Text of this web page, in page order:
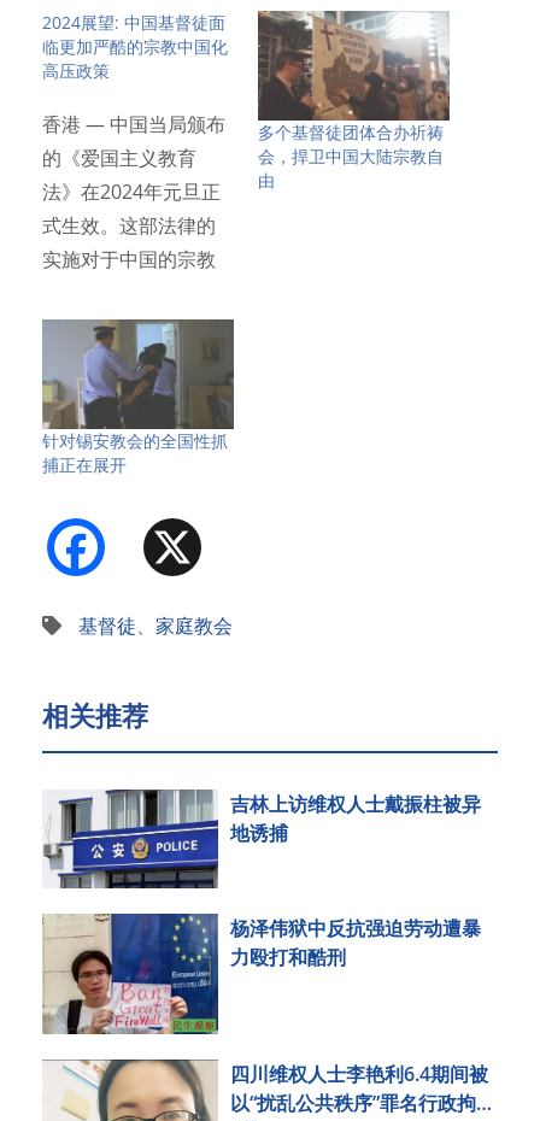
2024展望: 中国基督徒面
临更加严酷的宗教中国化
高压政策
香港 — 中国当局颁布
的《爱国主义教育
法》在2024年元旦正
式生效。这部法律的
实施对于中国的宗教
多个基督徒团体合办祈祷
会，捍卫中国大陆宗教自
由
针对锡安教会的全国性抓
捕正在展开
Facebook
基督徒、 家庭教会
相关推荐
吉林上访维权人士戴振柱被异
地诱捕
杨泽伟狱中反抗强迫劳动遭暴
力殴打和酷刑
四川维权人士李艳利6.4期间被
以“扰乱公共秩序”罪名行政拘留